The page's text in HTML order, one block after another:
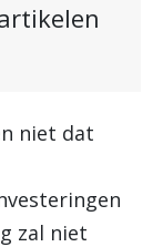
niet dat
zal niet